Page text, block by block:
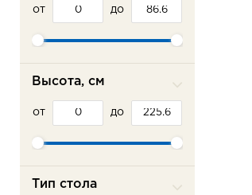
от до
Высота, см
от до
Тип стола